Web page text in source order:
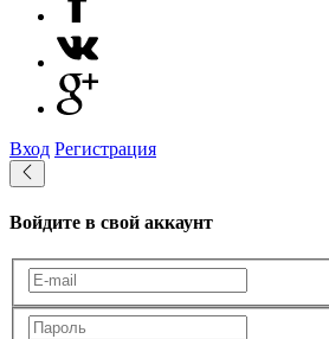
Вход Регистрация
Войдите в свой аккаунт